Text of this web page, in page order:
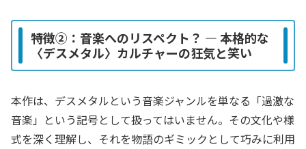
特徴②：音楽へのリスペクト？ ― 本格的な
〈デスメタル〉カルチャーの狂気と笑い
本作は、デスメタルという音楽ジャンルを単なる「過激な
音楽」という記号として扱ってはいません。その文化や様
式を深く理解し、それを物語のギミックとして巧みに利用